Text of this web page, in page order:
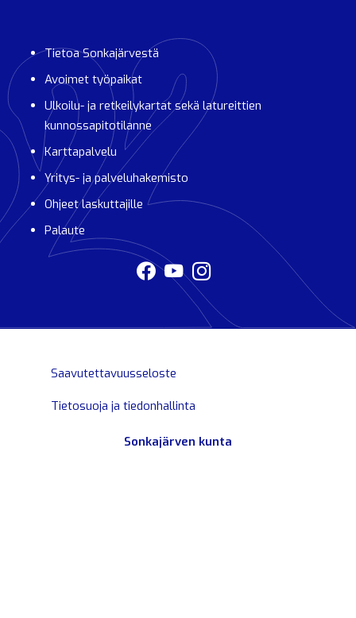
Tietoa Sonkajärvestä
Avoimet työpaikat
Ulkoilu- ja retkeilykartat sekä latureittien
kunnossapitotilanne
Karttapalvelu
Yritys- ja palveluhakemisto
Ohjeet laskuttajille
Palaute
Sonkajärven kunta
Saavutettavuusseloste
Tietosuoja ja tiedonhallinta